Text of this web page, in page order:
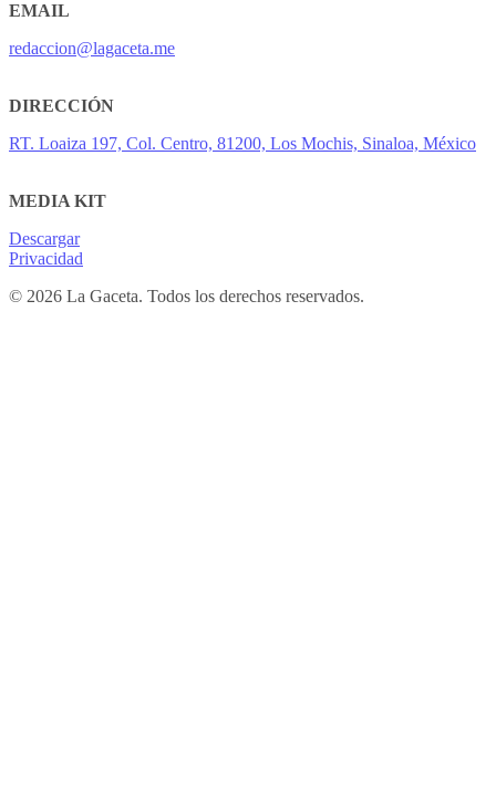
EMAIL
redaccion@lagaceta.me
DIRECCIÓN
RT. Loaiza 197, Col. Centro, 81200, Los Mochis, Sinaloa, México
MEDIA KIT
Descargar
Privacidad
© 2026 La Gaceta. Todos los derechos reservados.